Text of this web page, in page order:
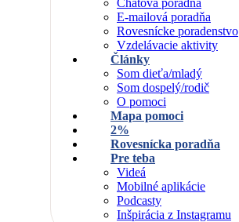
Chatová poradňa
E-mailová poradňa
Rovesnícke poradenstvo
Vzdelávacie aktivity
Články
Som dieťa/mladý
Som dospelý/rodič
O pomoci
Mapa pomoci
2%
Rovesnícka poradňa
Pre teba
Videá
Mobilné aplikácie
Podcasty
Inšpirácia z Instagramu